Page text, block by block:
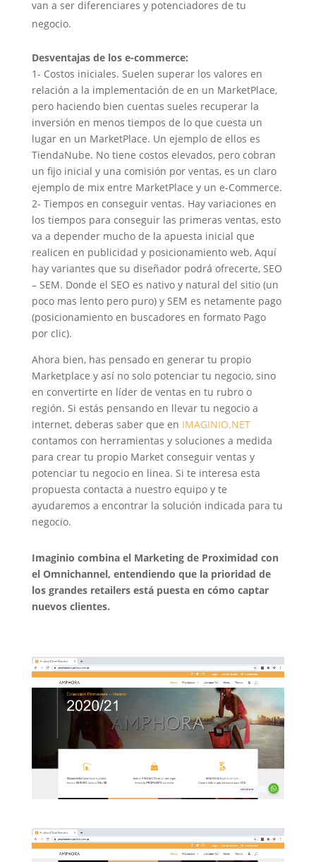
van a ser diferenciares y potenciadores de tu
negocio.
Desventajas de los e-commerce:
1- Costos iniciales. Suelen superar los valores en
relación a la implementación de en un MarketPlace,
pero haciendo bien cuentas sueles recuperar la
inversión en menos tiempos de lo que cuesta un
lugar en un MarketPlace. Un ejemplo de ellos es
TiendaNube. No tiene costos elevados, pero cobran
un fijo inicial y una comisión por ventas, es un claro
ejemplo de mix entre MarketPlace y un e-Commerce.
2- Tiempos en conseguir ventas. Hay variaciones en
los tiempos para conseguir las primeras ventas, esto
va a depender mucho de la apuesta inicial que
realicen en publicidad y posicionamiento web, Aquí
hay variantes que su diseñador podrá ofrecerte, SEO
– SEM. Donde el SEO es nativo y natural del sitio (un
poco mas lento pero puro) y SEM es netamente pago
(posicionamiento en buscadores en formato Pago
por clic).
Ahora bien, has pensado en generar tu propio
Marketplace y así no solo potenciar tu negocio, sino
en convertirte en líder de ventas en tu rubro o
región. Si estás pensando en llevar tu negocio a
internet, deberas saber que en IMAGINIO.NET
contamos con herramientas y soluciones a medida
para crear tu propio Market conseguir ventas y
potenciar tu negocio en linea. Si te interesa esta
propuesta contacta a nuestro equipo y te
ayudaremos a encontrar la solución indicada para tu
negocio.
Imaginio combina el Marketing de Proximidad con
el Omnichannel, entendiendo que la prioridad de
los grandes retailers está puesta en cómo captar
nuevos clientes.